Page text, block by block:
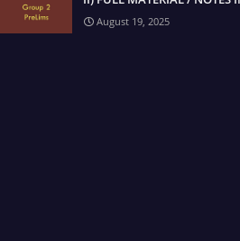
August 19, 2025